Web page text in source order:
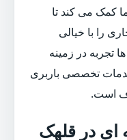
کمک می کند تا
را با خیالی
تجربه در زمینه
تخصصی باربری
است.
ای در قلهک